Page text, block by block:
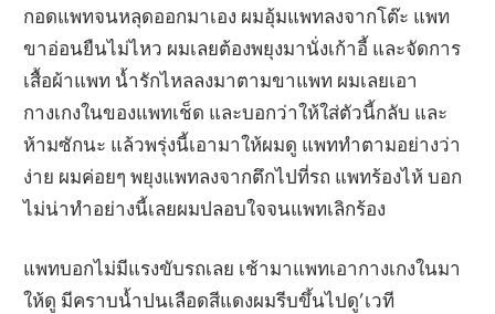
กอดแพทจนหลุดออกมาเอง ผมอุ้มแพทลงจากโต๊ะ แพท
ขาอ่อนยืนไม่ไหว ผมเลยต้องพยุงมานั่งเก้าอี้ และจัดการ
เสื้อผ้าแพท น้ำรักไหลลงมาตามขาแพท ผมเลยเอา
กางเกงในของแพทเช็ด และบอกว่าให้ใส่ตัวนี้กลับ และ
ห้ามซักนะ แล้วพรุ่งนี้เอามาให้ผมดู แพททำตามอย่างว่า
ง่าย ผมค่อยๆ พยุงแพทลงจากตึกไปที่รถ แพทร้องไห้ บอก
ไม่น่าทำอย่างนี้เลยผมปลอบใจจนแพทเลิกร้อง
แพทบอกไม่มีแรงขับรถเลย เช้ามาแพทเอากางเกงในมา
ให้ดู มีคราบน้ำปนเลือดสีแดงผมรีบขึ้นไปดู’เวที